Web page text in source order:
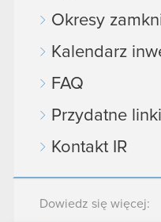
Okresy
Kalendarz
FAQ
Przydatne linki
Kontakt IR
Dowiedz się więcej: